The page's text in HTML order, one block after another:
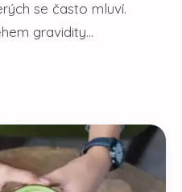
se často mluví.
gravidity...